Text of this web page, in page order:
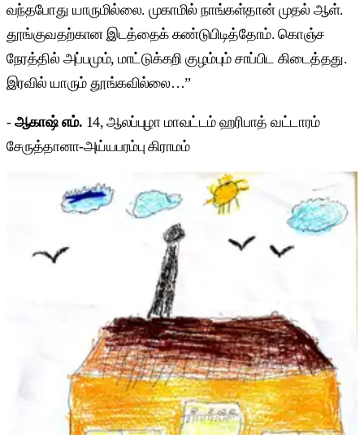
வந்தபோது யாருமில்லை. முகாமில் நாங்கள்தான் முதல் ஆள்.
தூங்குவதற்கான இடத்தைக் கண்டுபிடித்தோம். கொஞ்ச
நேரத்தில் அப்பமும், மாட்டுக்கறி குழம்பும் சாப்பிட கிடைத்தது.
இரவில் யாரும் தூங்கவில்லை…”
- ஆகாஷ் எம். 14, ஆலப்புழா மாவட்டம் ஹரிபாத் வட்டாரம்
சேருத்தானா-அய்யபரம்பு கிராமம்